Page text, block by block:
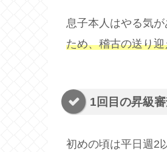
息子本人はやる気
ため、稽古の送り
1回目の昇級
初めの頃は平日週2